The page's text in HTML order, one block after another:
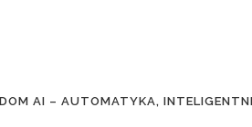
AI – AUTOMATYKA,